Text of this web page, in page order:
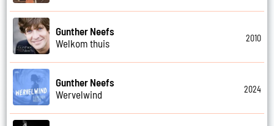
Gunther Neefs
Welkom thuis
2010
Gunther Neefs
Wervelwind
2024